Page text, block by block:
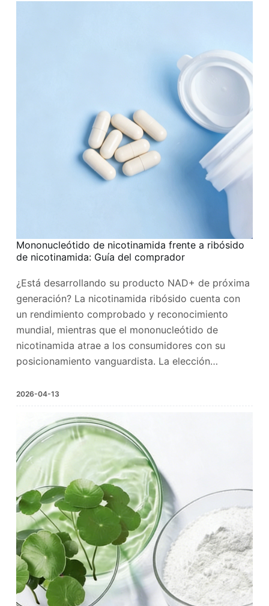
Mononucleótido de nicotinamida frente a ribósido
de nicotinamida: Guía del comprador
¿Está desarrollando su producto NAD+ de próxima
generación? La nicotinamida ribósido cuenta con
un rendimiento comprobado y reconocimiento
mundial, mientras que el mononucleótido de
nicotinamida atrae a los consumidores con su
posicionamiento vanguardista. La elección…
2026-04-13